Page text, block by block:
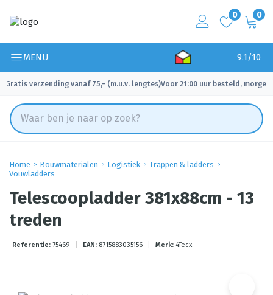
0 0
MENU 9.1/10
Gratis verzending vanaf 75,- (m.u.v. lengtes)
✓ Voor 21:00 uur besteld, morgen
Home Bouwmaterialen Logistiek
Trappen & ladders
Vouwladders
Telescoopladder 381x88cm - 13
treden
Referentie: 75469 EAN: 8715883035156 Merk: 4Tecx